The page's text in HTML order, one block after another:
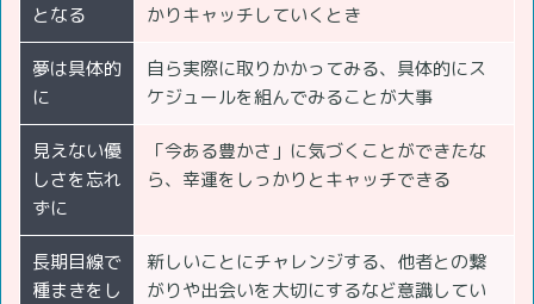
となる
かりキャッチしていくとき
夢は具体的
に
自ら実際に取りかかってみる、具体的にス
ケジュールを組んでみることが大事
見えない優
しさを忘れ
ずに
「今ある豊かさ」に気づくことができたな
ら、幸運をしっかりとキャッチできる
長期目線で
種まきをし
新しいことにチャレンジする、他者との繋
がりや出会いを大切にするなど意識してい